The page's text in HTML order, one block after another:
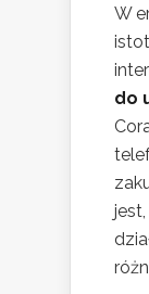
W
do